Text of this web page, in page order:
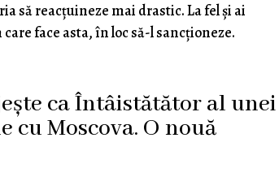
să reacțuineze mai drastic. La fel și ai
face asta, în loc să-l sancționeze.
ca Întâistătător al unei
Moscova. O nouă